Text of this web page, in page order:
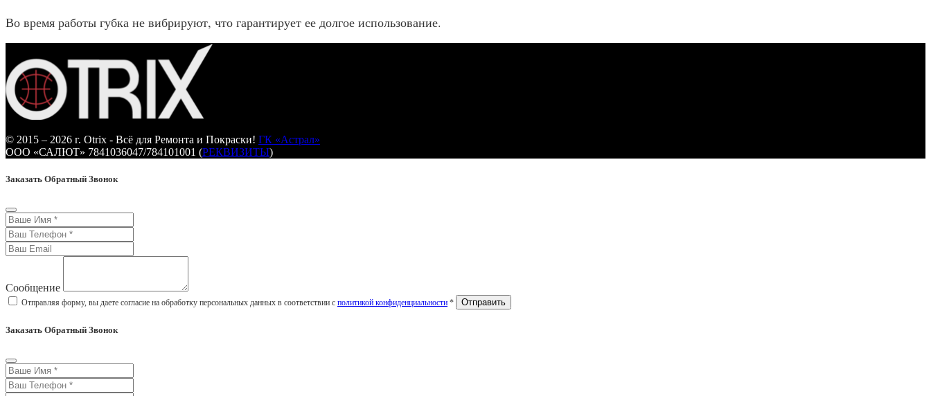
Во время работы губка не вибрируют, что гарантирует ее долгое использование.
© 2015 – 2026 г. Otrix - Всё для Ремонта и Покраски! ГК «Астрал»
ООО «САЛЮТ» 7841036047/784101001 (РЕКВИЗИТЫ)
Заказать Обратный Звонок
Сообщение
Отправляя форму, вы даете согласие на обработку персональных данных в соответствии с политикой конфиденциальности *
Заказать Обратный Звонок